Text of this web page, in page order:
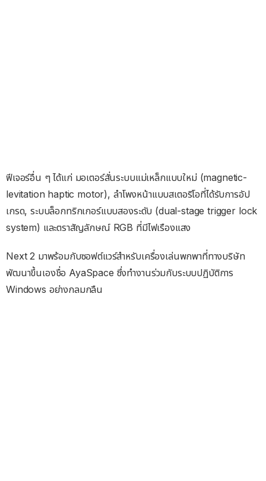
ฟีเจอร์อื่น ๆ ได้แก่ มอเตอร์สั่นระบบแม่เหล็กแบบใหม่ (magnetic-
levitation haptic motor), ลำโพงหน้าแบบสเตอริโอที่ได้รับการอัป
เกรด, ระบบล็อกทริกเกอร์แบบสองระดับ (dual-stage trigger lock
system) และตราสัญลักษณ์ RGB ที่มีไฟเรืองแสง
Next 2 มาพร้อมกับซอฟต์แวร์สำหรับเครื่องเล่นพกพาที่ทางบริษัท
พัฒนาขึ้นเองชื่อ AyaSpace ซึ่งทำงานร่วมกับระบบปฏิบัติการ
Windows อย่างกลมกลืน